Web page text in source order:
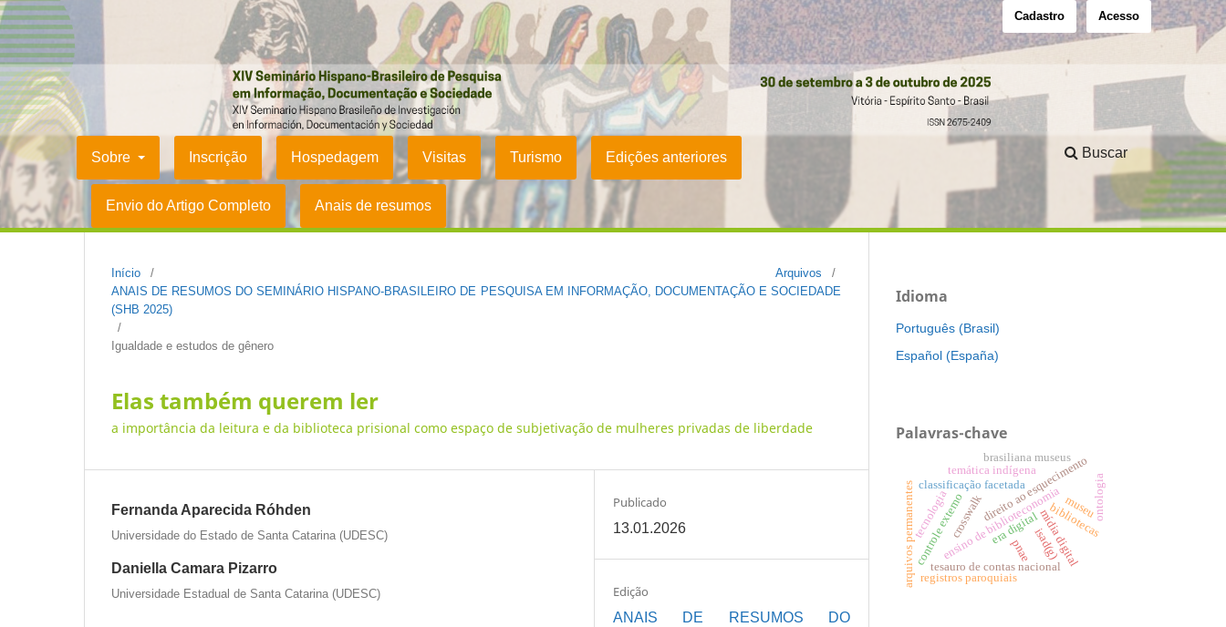
Sobre Inscrição Hospedagem Visitas Turismo Edições anteriores
Envio do Artigo Completo Anais de resumos
Buscar
Cadastro Acesso
Início / Arquivos
/
ANAIS DE RESUMOS DO SEMINÁRIO HISPANO-BRASILEIRO DE PESQUISA EM INFORMAÇÃO, DOCUMENTAÇÃO E SOCIEDADE
(SHB 2025)
/
Igualdade e estudos de gênero
Elas também querem ler
a importância da leitura e da biblioteca prisional como espaço de subjetivação de mulheres privadas de liberdade
Fernanda Aparecida Róhden
Universidade do Estado de Santa Catarina (UDESC)
Daniella Camara Pizarro
Universidade Estadual de Santa Catarina (UDESC)
Publicado
13.01.2026
Edição
ANAIS DE RESUMOS DO
Idioma
Português (Brasil)
Español (España)
Palavras-chave
ensino de biblioteconomia
direito ao esquecimento
classificação facetada
controle externo
tesauro de contas nacionalmídia digital
arquivos permanentes era digital
crosswalk bibliotecas
registros paroquiais
isad(g)
temática indígena
brasiliana museus
museuontologia
pnae
tecnologia